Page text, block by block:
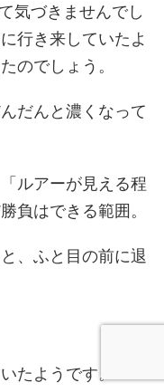
気づきませんでし
行き来していたよ
のでしょう。
だんと濃くなって
ルアーが見える程
負はできる範囲。
、ふと目の前に退
たようです。